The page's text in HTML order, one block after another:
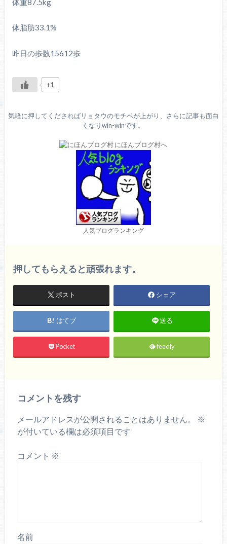
体重87.5kg
体脂肪33.1%
昨日の歩数15612歩
+1
気軽に押してくださればリョタウのモチベが上がり、さらに記事も面白
くなりwin-winです。
人気ブログランキング
押してもらえると頑張れます。
ポスト シェア
はてブ 送る
Pocket feedly
コメントを残す
メールアドレスが公開されることはありません。
※
が付いている欄は必須項目です
コメント ※
名前